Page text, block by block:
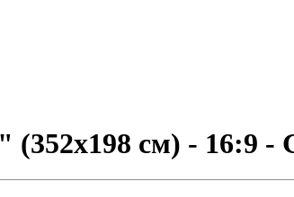
(352x198 см) - 16:9 -